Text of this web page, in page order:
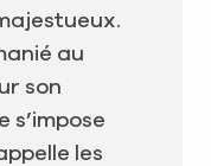
au
son
les